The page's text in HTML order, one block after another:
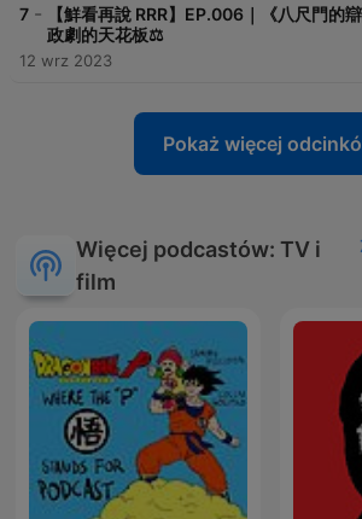
7 -
【鮮看再說 RRR】EP.006｜《八尺門的
政劇的天花板⚖️
12 wrz 2023
Pokaż więcej
Więcej podcastów: TV i
film